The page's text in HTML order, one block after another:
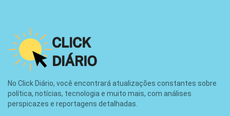
No Click Diário, você encontrará atualizações constantes sobre
política, notícias, tecnologia e muito mais, com análises
perspicazes e reportagens detalhadas.